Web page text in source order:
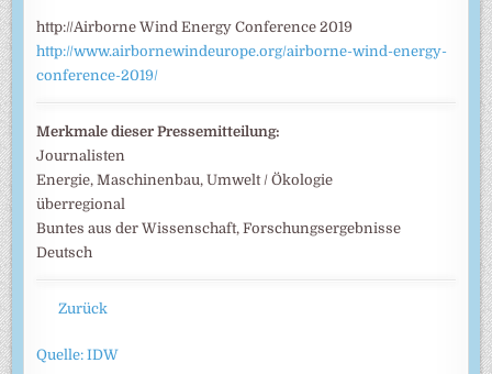
http://Airborne Wind Energy Conference 2019
http://www.airbornewindeurope.org/airborne-wind-energy-
conference-2019/
Merkmale dieser Pressemitteilung:
Journalisten
Energie, Maschinenbau, Umwelt / Ökologie
überregional
Buntes aus der Wissenschaft, Forschungsergebnisse
Deutsch
Zurück
Quelle: IDW